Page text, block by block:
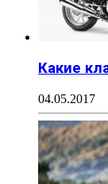
Какие
04.05.2017